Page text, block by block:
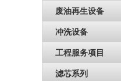
废油再生设备
冲洗设备
工程服务项目
滤芯系列